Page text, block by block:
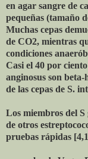
en agar sangre de
pequeñas (tamaño
Muchas cepas
de CO2, mientras
condiciones
Casi el 40 por
anginosus son
de las cepas de S.
Los miembros del
de otros
pruebas rápidas